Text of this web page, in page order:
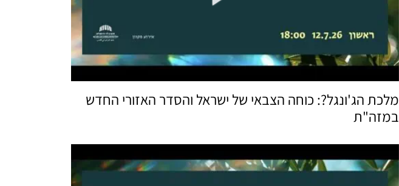
מלכת הג'ונגל?: כוחה הצבאי של ישראל והסדר האזורי החדש
במזה"ת